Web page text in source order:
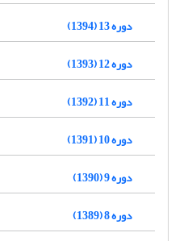
دوره 13 (1394)
دوره 12 (1393)
دوره 11 (1392)
دوره 10 (1391)
دوره 9 (1390)
دوره 8 (1389)